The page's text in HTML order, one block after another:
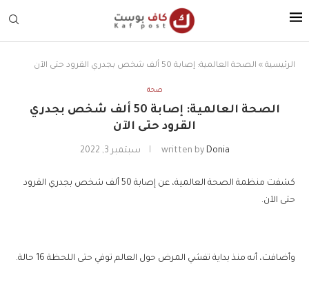
الرئيسية » الصحة العالمية: إصابة 50 ألف شخص بجدري القرود حتى الآن
صحة
الصحة العالمية: إصابة 50 ألف شخص بجدري
القرود حتى الآن
written by Donia سبتمبر 3, 2022
كشفت منظمة الصحة العالمية، عن إصابة 50 ألف شخص بجدري القرود
حتى الآن.
وأضافت، أنه منذ بداية تفشي المرض حول العالم توفي حتى اللحظة 16 حالة.